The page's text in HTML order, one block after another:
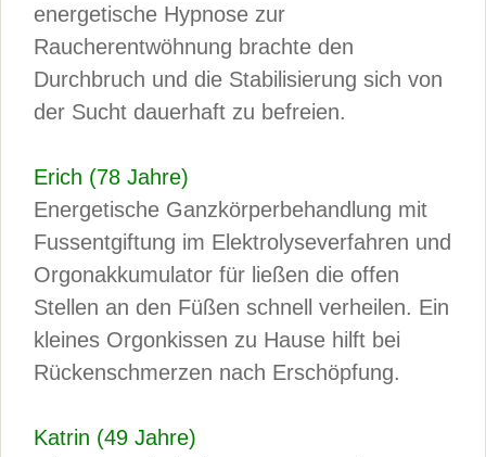
energetische Hypnose zur
Raucherentwöhnung brachte den
Durchbruch und die Stabilisierung sich von
der Sucht dauerhaft zu befreien.
Erich (78 Jahre)
Energetische Ganzkörperbehandlung mit
Fussentgiftung im Elektrolyseverfahren und
Orgonakkumulator für ließen die offen
Stellen an den Füßen schnell verheilen. Ein
kleines Orgonkissen zu Hause hilft bei
Rückenschmerzen nach Erschöpfung.
Katrin (49 Jahre)